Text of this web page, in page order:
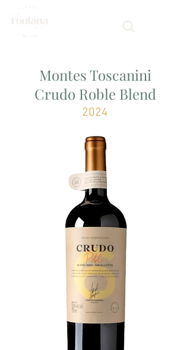
Montes Toscanini
Crudo Roble Blend
2024